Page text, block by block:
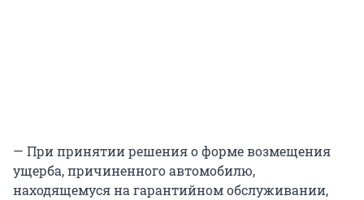
— При принятии решения о форме возмещения
ущерба, причиненного автомобилю,
находящемуся на гарантийном обслуживании,